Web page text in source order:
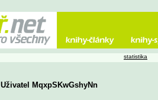
Uživatel MqxpSKwGshyNn
statistika